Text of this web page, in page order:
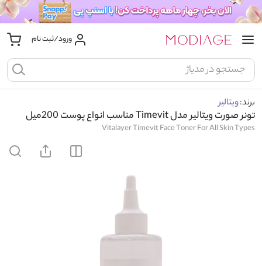
ورود/ثبت نام
برند:ویتالیر
تونر صورت ویتالیر مدل Timevit مناسب انواع پوست 200میل
Vitalayer Timevit Face Toner For All Skin Types